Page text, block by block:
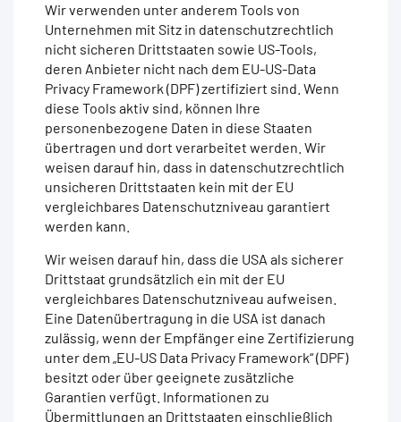
Wir verwenden unter anderem Tools von
Unternehmen mit Sitz in datenschutzrechtlich
nicht sicheren Drittstaaten sowie US-Tools,
deren Anbieter nicht nach dem EU-US-Data
Privacy Framework (DPF) zertifiziert sind. Wenn
diese Tools aktiv sind, können Ihre
personenbezogene Daten in diese Staaten
übertragen und dort verarbeitet werden. Wir
weisen darauf hin, dass in datenschutzrechtlich
unsicheren Drittstaaten kein mit der EU
vergleichbares Datenschutzniveau garantiert
werden kann.
Wir weisen darauf hin, dass die USA als sicherer
Drittstaat grundsätzlich ein mit der EU
vergleichbares Datenschutzniveau aufweisen.
Eine Datenübertragung in die USA ist danach
zulässig, wenn der Empfänger eine Zertifizierung
unter dem „EU-US Data Privacy Framework“ (DPF)
besitzt oder über geeignete zusätzliche
Garantien verfügt. Informationen zu
Übermittlungen an Drittstaaten einschließlich